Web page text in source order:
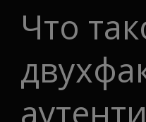
Что